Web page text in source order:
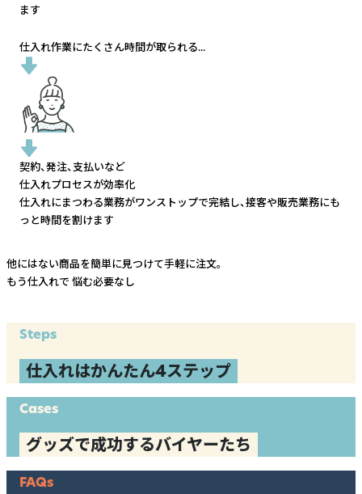
ます
仕入れ作業にたくさん時間が取られる...
契約、発注、支払いなど
仕入れプロセスが効率化
仕入れにまつわる業務がワンストップで完結し、接客や販売業務にも
っと時間を割けます
他にはない商品を簡単に見つけて手軽に注文。
もう仕入れで 悩む必要なし
Steps
仕入れはかんたん4ステップ
Cases
グッズで成功するバイヤーたち
FAQs